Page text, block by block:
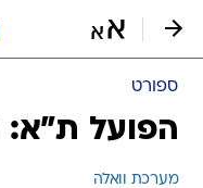
ספורט
הפועל ת"א:
מערכת וואלה